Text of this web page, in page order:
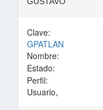
Clave:
GPATLAN
Nombre:
Estado:
Perfil:
Usuario,